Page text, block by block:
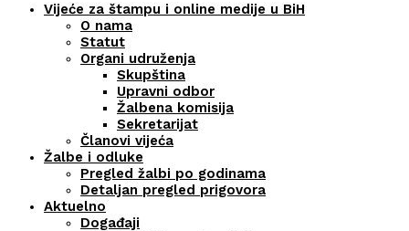
Vijeće za štampu i online medije u BiH
O nama
Statut
Organi udruženja
Skupština
Upravni odbor
Žalbena komisija
Sekretarijat
Članovi vijeća
Žalbe i odluke
Pregled žalbi po godinama
Detaljan pregled prigovora
Aktuelno
Događaji